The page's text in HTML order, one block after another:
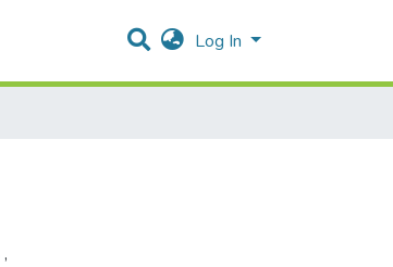
Log In
,